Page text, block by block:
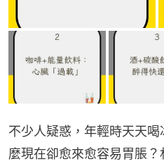
不少人疑惑，年輕時天天
麼現在卻愈來愈容易胃脹